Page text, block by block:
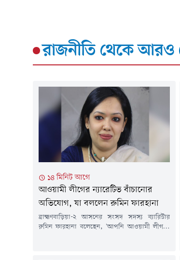
রাজনীতি থেকে আরও
১৪ মিনিট আগে
আওয়ামী লীগের ন্যারেটিভ বাঁচানোর
অভিযোগ, যা বললেন রুমিন ফারহানা
ব্রাহ্মণবাড়িয়া-২ আসনের সংসদ সদস্য ব্যারিস্টার
রুমিন ফারহানা বলেছেন, 'আপনি আওয়ামী লীগকে